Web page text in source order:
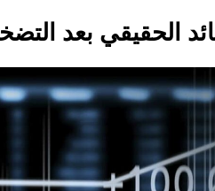
الحقيقي بعد